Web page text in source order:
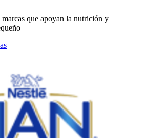
marcas que apoyan la nutrición y